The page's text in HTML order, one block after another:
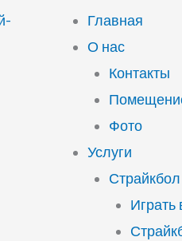
Главная
О нас
Контакты
Фото
Услуги
Страйкбол
Играть